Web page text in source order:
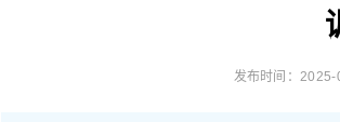
发布时间：